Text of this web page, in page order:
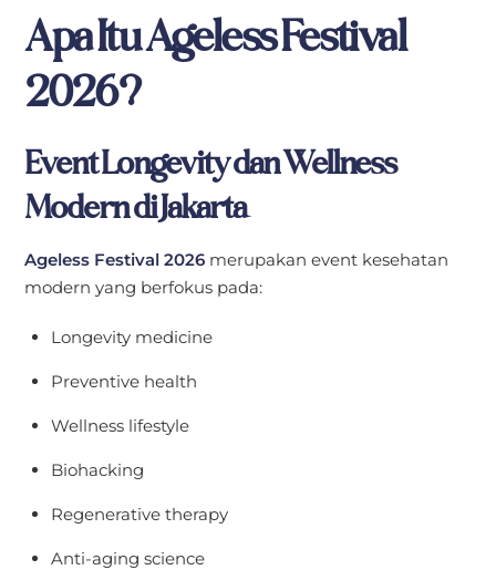
Apa Itu Ageless Festival
2026?
Event Longevity dan Wellness
Modern di Jakarta
Ageless Festival 2026 merupakan event kesehatan
modern yang berfokus pada:
Longevity medicine
Preventive health
Wellness lifestyle
Biohacking
Regenerative therapy
Anti-aging science